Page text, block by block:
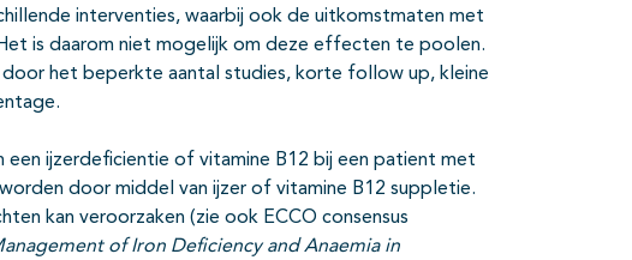
interventies, waarbij ook de uitkomstmaten met
is daarom niet mogelijk om deze effecten te poolen.
het beperkte aantal studies, korte follow up, kleine
een ijzerdeficientie of vitamine B12 bij een patient met
door middel van ijzer of vitamine B12 suppletie.
kan veroorzaken (zie ook ECCO consensus
of Iron Deficiency and Anaemia in